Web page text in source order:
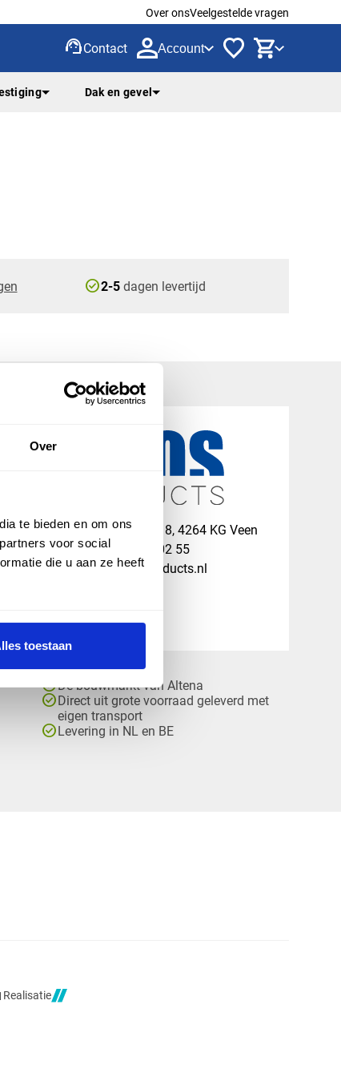
Over
te bieden en om ons
voor social
die u aan ze heeft
toestaan
Over onsVeelgestelde vragen
support_agentContact Account
Dak en gevel
check_circle2-5 dagen levertijd
map Veensesteeg 8, 4264 KG Veen
phone_enabled +31 416 75 02 55
mail info@vosproducts.nl
check_circleDé bouwmarkt van Altena
check_circle Direct uit grote voorraad geleverd met
eigen transport
check_circle Levering in NL en BE
Realisatie